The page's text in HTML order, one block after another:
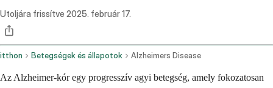
Utoljára frissítve 2025. február 17.
itthon Betegségek és állapotok Alzheimers Disease
Az Alzheimer-kór egy progresszív agyi betegség, amely fokozatosan